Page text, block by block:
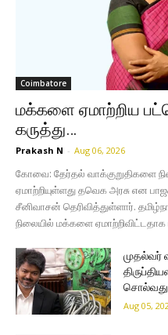
Coimbatore
மக்களை ஏமாற்றிய
கருத்து…
Prakash N - Aug 06, 2026
கோவை: தேர்தல் வாக்குறுதிகளை
ஏமாற்றியுள்ளது தவெக அரசு என
சீனிவாசன் தெரிவித்துள்ளார்.
நிலையில் மக்களை ஏமாற்றிவிட்டதாக
முதல்வர்
சொல்வது
Aug 05,